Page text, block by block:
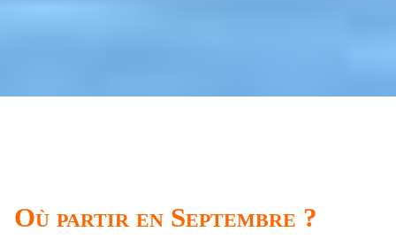
Où partir en Septembre ?